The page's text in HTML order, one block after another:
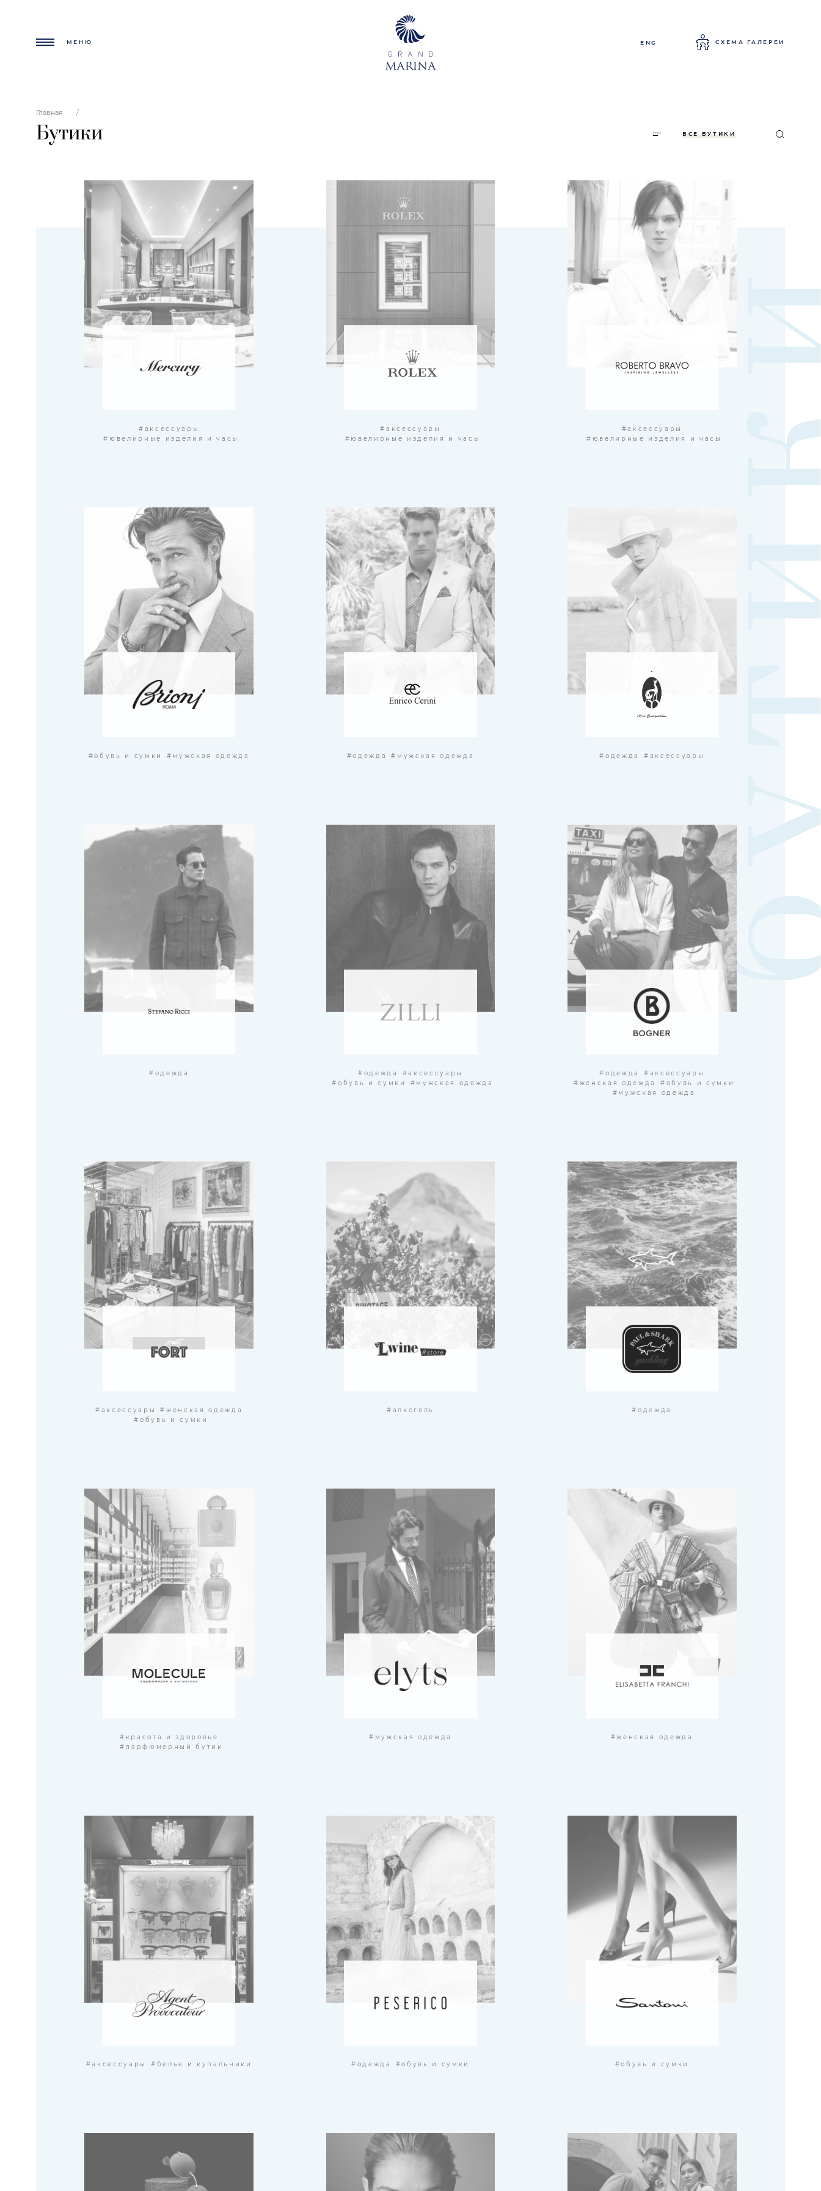
МЕНЮ ENG СХЕМА ГАЛЕРЕИ
Главная
Бутики ВСЕ БУТИКИ
#аксессуары
#ювелирные изделия и часы
#аксессуары
#ювелирные изделия и часы
#аксессуары
#ювелирные изделия и часы
#обувь и сумки #мужская одежда #одежда #мужская одежда #одежда #аксессуары
#одежда #одежда
#аксессуары
#обувь и сумки
#мужская одежда
#одежда
#аксессуары
#женская одежда
#обувь и сумки
#мужская одежда
#аксессуары
#женская одежда
#обувь и сумки
#алкоголь #одежда
#красота и здоровье
#парфюмерный бутик
#мужская одежда #женская одежда
#аксессуары #белье и купальники #одежда #обувь и сумки #обувь и сумки